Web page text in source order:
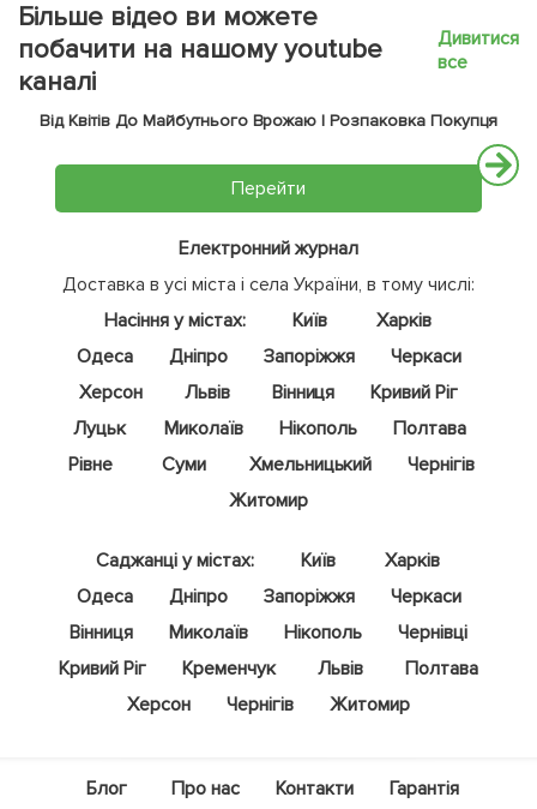
Більше відео ви можете
побачити на нашому youtube
каналі
Дивитися
все
Від Квітів До Майбутнього Врожаю | Розпаковка Покупця
Перейти
Електронний журнал
Доставка в усі міста і села України, в тому числі:
Насіння у містах:
Київ
Харків
Одеса
Дніпро Запоріжжя
Черкаси
Херсон
Львів Вінниця
Кривий Ріг
Луцьк
Миколаїв Нікополь
Полтава
Рівне
Суми Хмельницький
Чернігів
Житомир
Саджанці у містах: Київ
Харків
Одеса
Дніпро Запоріжжя
Черкаси
Вінниця
Миколаїв Нікополь
Чернівці
Кривий Ріг
Кременчук Львів
Полтава
Херсон
Чернігів Житомир
Блог Про нас Контакти
Гарантія